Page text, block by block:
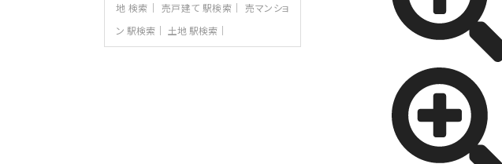
第8位
3,680万円
4ＬＤＫ
地 検索
売戸建て 駅検索
売マンショ
ン 駅検索
土地 駅検索